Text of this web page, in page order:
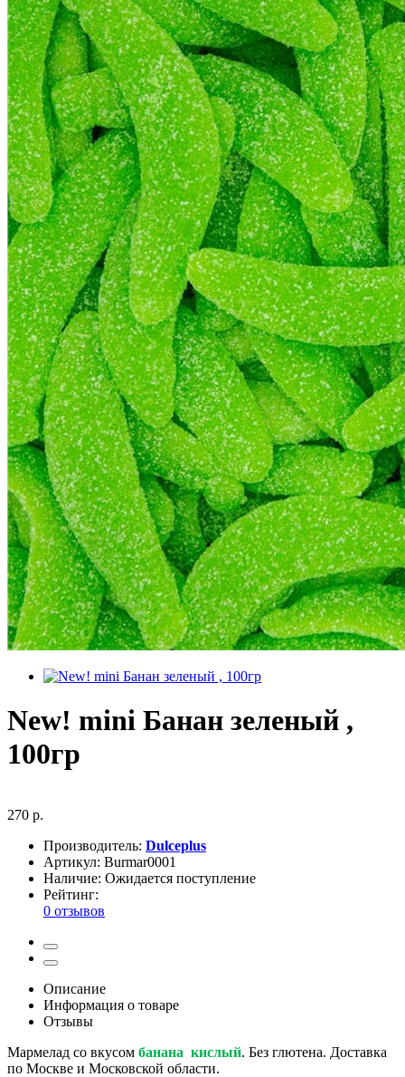
New! mini Банан зеленый ,
100гр
270 р.
Производитель: Dulceplus
Артикул: Burmar0001
Наличие: Ожидается поступление
Рейтинг:
0 отзывов
Описание
Информация о товаре
Отзывы
Мармелад со вкусом банана кислый. Без глютена. Доставка
по Москве и Московской области.